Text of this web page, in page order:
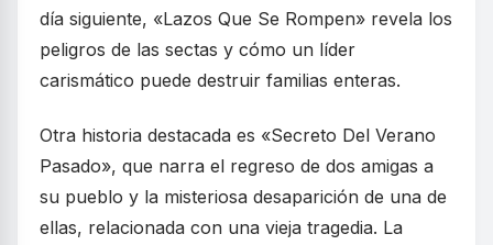
día siguiente, «Lazos Que Se Rompen» revela los
peligros de las sectas y cómo un líder
carismático puede destruir familias enteras.
Otra historia destacada es «Secreto Del Verano
Pasado», que narra el regreso de dos amigas a
su pueblo y la misteriosa desaparición de una de
ellas, relacionada con una vieja tragedia. La